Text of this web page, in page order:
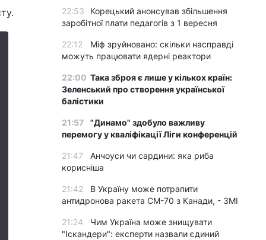
22:53
Корецький анонсував збільшення
заробітної плати педагогів з 1 вересня
22:12
Міф зруйновано: скільки насправді
можуть працювати ядерні реактори
22:00 Така зброя є лише у кількох країн:
Зеленський про створення української
балістики
21:57
"Динамо" здобуло важливу
перемогу у кваліфікації Ліги конференцій
21:47
Анчоуси чи сардини: яка риба
корисніша
21:42
В Україну може потрапити
антидронова ракета CM-70 з Канади, - ЗМІ
21:24
Чим Україна може знищувати
"Іскандери": експерти назвали єдиний